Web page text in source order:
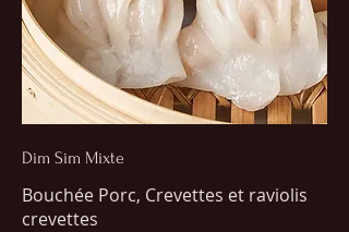
Dim Sim Mixte
Bouchée Porc, Crevettes et raviolis
crevettes